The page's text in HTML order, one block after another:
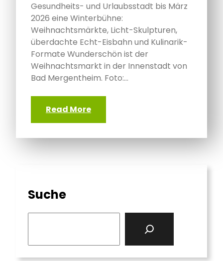
Gesundheits- und Urlaubsstadt bis März
2026 eine Winterbühne:
Weihnachtsmärkte, Licht-Skulpturen,
überdachte Echt-Eisbahn und Kulinarik-
Formate Wunderschön ist der
Weihnachtsmarkt in der Innenstadt von
Bad Mergentheim. Foto:…
Read More
Suche